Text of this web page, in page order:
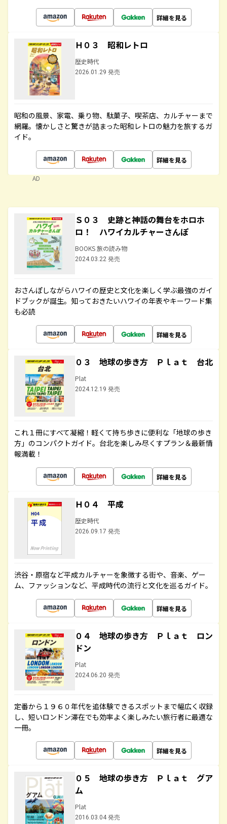
詳細を見る
Ｈ０３ 昭和レトロ
歴史時代
2026.01.29 発売
昭和の風景、家電、乗り物、駄菓子、喫茶店、カルチャーまで
網羅。懐かしさと驚きが詰まった昭和レトロの魅力を旅するガ
イド。
詳細を見る
AD
Ｓ０３ 史跡と神話の舞台をホロホ
ロ！ ハワイカルチャーさんぽ
BOOKS 旅の読み物
2024.03.22 発売
おさんぽしながらハワイの歴史と文化を楽しく学ぶ最強のガイ
ドブックが誕生。知っておきたいハワイの年表やキーワード集
も必読
詳細を見る
０３ 地球の歩き方 Ｐｌａｔ 台北
Plat
2024.12.19 発売
これ１冊にすべて凝縮！軽くて持ち歩きに便利な「地球の歩き
方」のコンパクトガイド。台北を楽しみ尽くすプラン＆最新情
報満載！
詳細を見る
Ｈ０４ 平成
歴史時代
2026.09.17 発売
渋谷・原宿など平成カルチャーを象徴する街や、音楽、ゲー
ム、ファッションなど、平成時代の流行と文化を巡るガイド。
詳細を見る
０４ 地球の歩き方 Ｐｌａｔ ロン
ドン
Plat
2024.06.20 発売
定番から１９６０年代を追体験できるスポットまで幅広く収録
し、短いロンドン滞在でも効率よく楽しみたい旅行者に最適な
一冊。
詳細を見る
０５ 地球の歩き方 Ｐｌａｔ グア
ム
Plat
2016.03.04 発売